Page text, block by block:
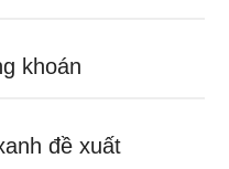
khoán
đề xuất